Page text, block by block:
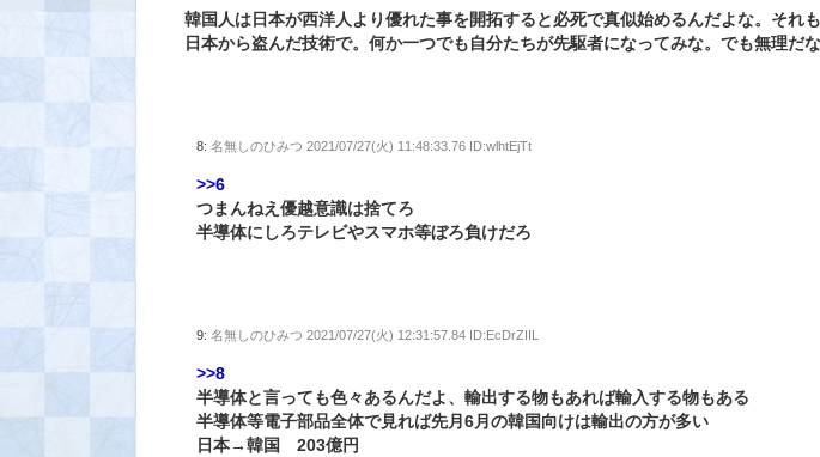
韓国人は日本が西洋人より優れた事を開拓すると必死で真似始めるんだよな。それも
日本から盗んだ技術で。何か一つでも自分たちが先駆者になってみな。でも無理だな
8:名無しのひみつ 2021/07/27(火) 11:48:33.76 ID:wlhtEjTt
>>6
つまんねえ優越意識は捨てろ
半導体にしろテレビやスマホ等ぼろ負けだろ
9:名無しのひみつ 2021/07/27(火) 12:31:57.84 ID:EcDrZIIL
>>8
半導体と言っても色々あるんだよ、輸出する物もあれば輸入する物もある
半導体等電子部品全体で見れば先月6月の韓国向けは輸出の方が多い
日本→韓国 203億円